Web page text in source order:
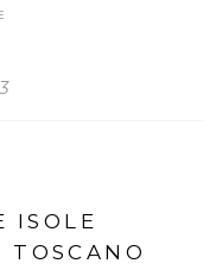
ISOLE
TOSCANO